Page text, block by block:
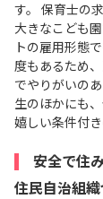
す。 保育士の
大きなこども
トの雇用形態
度もあるため
でやりがいの
生のほかにも
嬉しい条件付
安全で住
住民自治組織